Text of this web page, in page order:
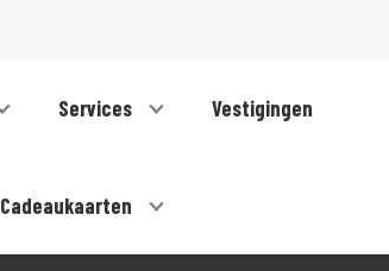
Services Vestigingen
Cadeaukaarten